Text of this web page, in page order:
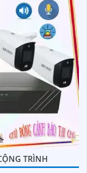
TRÌNH